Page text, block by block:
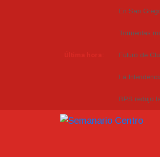
En San
Tormentas
Futuro de
La
BPS redujo